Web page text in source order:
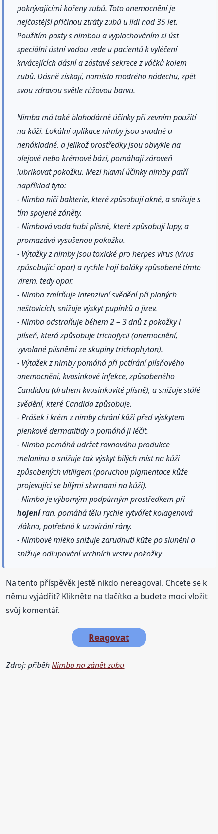
pokrývajícími kořeny zubů. Toto onemocnění je
nejčastější příčinou ztráty zubů u lidí nad 35 let.
Použitím pasty s nimbou a vyplachováním si úst
speciální ústní vodou vede u pacientů k vyléčení
krvácejících dásní a zástavě sekrece z váčků kolem
zubů. Dásně získají, namísto modrého nádechu, zpět
svou zdravou světle růžovou barvu.
Nimba má také blahodárné účinky při zevním použití
na kůži. Lokální aplikace nimby jsou snadné a
nenákladné, a jelikož prostředky jsou obvykle na
olejové nebo krémové bázi, pomáhají zároveň
lubrikovat pokožku. Mezi hlavní účinky nimby patří
například tyto:
- Nimba ničí bakterie, které způsobují akné, a snižuje s
tím spojené záněty.
- Nimbová voda hubí plísně, které způsobují lupy, a
promazává vysušenou pokožku.
- Výtažky z nimby jsou toxické pro herpes virus (virus
způsobující opar) a rychle hojí boláky způsobené tímto
virem, tedy opar.
- Nimba zmírňuje intenzivní svědění při planých
neštovicích, snižuje výskyt pupínků a jizev.
- Nimba odstraňuje během 2 – 3 dnů z pokožky i
plíseň, která způsobuje trichofycii (onemocnění,
vyvolané plísněmi ze skupiny trichophyton).
- Výtažek z nimby pomáhá při potírání plísňového
onemocnění, kvasinkové infekce, způsobeného
Candidou (druhem kvasinkovité plísně), a snižuje stálé
svědění, které Candida způsobuje.
- Prášek i krém z nimby chrání kůži před výskytem
plenkové dermatitidy a pomáhá ji léčit.
- Nimba pomáhá udržet rovnováhu produkce
melaninu a snižuje tak výskyt bílých míst na kůži
způsobených vitiligem (poruchou pigmentace kůže
projevující se bílými skvrnami na kůži).
- Nimba je výborným podpůrným prostředkem při
hojeníran, pomáhá tělu rychle vytvářet kolagenová
vlákna, potřebná k uzavírání rány.
- Nimbové mléko snižuje zarudnutí kůže po slunění a
snižuje odlupování vrchních vrstev pokožky.
Na tento příspěvěk jestě nikdo nereagoval. Chcete se k
němu vyjádřit? Klikněte na tlačítko a budete moci vložit
svůj komentář.
Reagovat
Zdroj: příběhNimba na zánět zubu